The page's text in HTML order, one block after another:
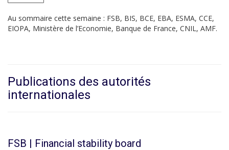
Au sommaire cette semaine : FSB, BIS, BCE, EBA, ESMA, CCE,
EIOPA, Ministère de l’Economie, Banque de France, CNIL, AMF.
Publications des autorités
internationales
FSB | Financial stability board